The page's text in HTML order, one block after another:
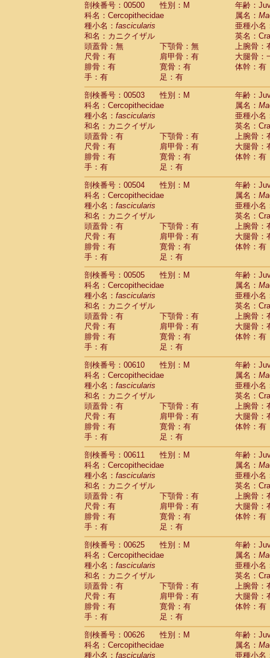
剖検番号：00500
性別：M
年齢：
科名：Cercopithecidae
属名：
種小名： fascicularis
亜種小名
和名：カニクイザル
英名：
頭蓋骨：無
下顎骨：無
上腕骨：
尺骨：有
肩甲骨：有
大腿骨：
腓骨：有
寛骨：有
体幹：有
手：有
足：有
剖検番号：00503
性別：M
年齢：
科名：Cercopithecidae
属名：
種小名： fascicularis
亜種小名
和名：カニクイザル
英名：
頭蓋骨：有
下顎骨：有
上腕骨：
尺骨：有
肩甲骨：有
大腿骨：
腓骨：有
寛骨：有
体幹：有
手：有
足：有
剖検番号：00504
性別：M
年齢：
科名：Cercopithecidae
属名：
種小名： fascicularis
亜種小名
和名：カニクイザル
英名：
頭蓋骨：有
下顎骨：有
上腕骨：
尺骨：有
肩甲骨：有
大腿骨：
腓骨：有
寛骨：有
体幹：有
手：有
足：有
剖検番号：00505
性別：M
年齢：
科名：Cercopithecidae
属名：
種小名： fascicularis
亜種小名
和名：カニクイザル
英名：
頭蓋骨：有
下顎骨：有
上腕骨：
尺骨：有
肩甲骨：有
大腿骨：
腓骨：有
寛骨：有
体幹：有
手：有
足：有
剖検番号：00610
性別：M
年齢：
科名：Cercopithecidae
属名：
種小名： fascicularis
亜種小名
和名：カニクイザル
英名：
頭蓋骨：有
下顎骨：有
上腕骨：
尺骨：有
肩甲骨：有
大腿骨：
腓骨：有
寛骨：有
体幹：有
手：有
足：有
剖検番号：00611
性別：M
年齢：
科名：Cercopithecidae
属名：
種小名： fascicularis
亜種小名
和名：カニクイザル
英名：
頭蓋骨：有
下顎骨：有
上腕骨：
尺骨：有
肩甲骨：有
大腿骨：
腓骨：有
寛骨：有
体幹：有
手：有
足：有
剖検番号：00625
性別：M
年齢：
科名：Cercopithecidae
属名：
種小名： fascicularis
亜種小名
和名：カニクイザル
英名：
頭蓋骨：有
下顎骨：有
上腕骨：
尺骨：有
肩甲骨：有
大腿骨：
腓骨：有
寛骨：有
体幹：有
手：有
足：有
剖検番号：00626
性別：M
年齢：
科名：Cercopithecidae
属名：
種小名： fascicularis 亜種小名